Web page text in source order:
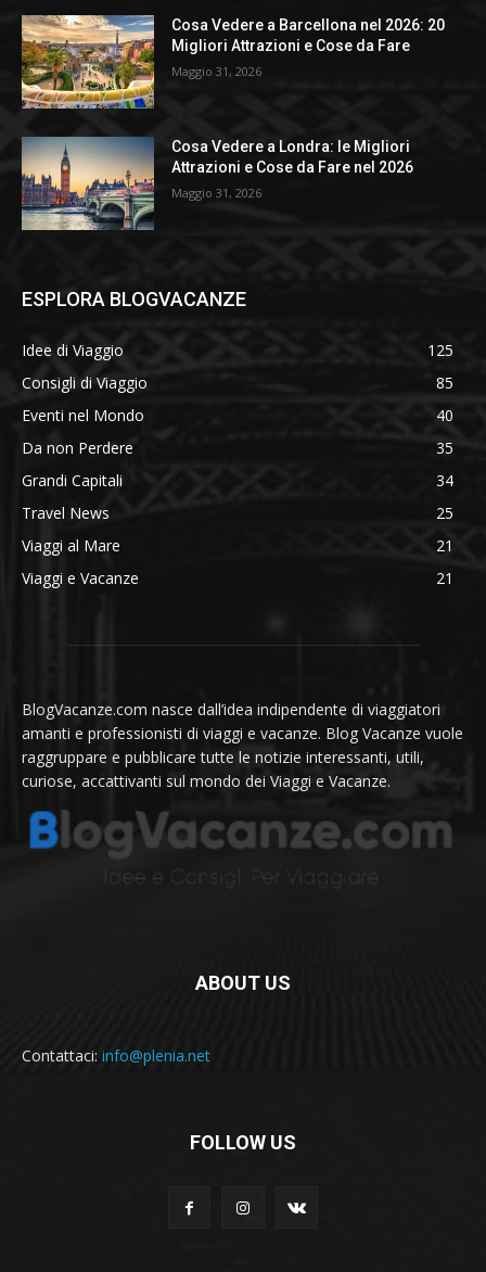
Cosa Vedere a Barcellona nel 2026: 20
Migliori Attrazioni e Cose da Fare
Maggio 31, 2026
Cosa Vedere a Londra: le Migliori
Attrazioni e Cose da Fare nel 2026
Maggio 31, 2026
ESPLORA BLOGVACANZE
Idee di Viaggio
125
Consigli di Viaggio
85
Eventi nel Mondo
40
Da non Perdere
35
Grandi Capitali
34
Travel News
25
Viaggi al Mare
21
Viaggi e Vacanze
21
BlogVacanze.com nasce dall’idea indipendente di viaggiatori
amanti e professionisti di viaggi e vacanze. Blog Vacanze vuole
raggruppare e pubblicare tutte le notizie interessanti, utili,
curiose, accattivanti sul mondo dei Viaggi e Vacanze.
ABOUT US
Contattaci: info@plenia.net
FOLLOW US